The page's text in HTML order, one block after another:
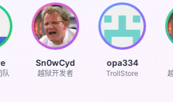
Sn0wCyd
越狱开发者
opa334
TrollStore 越狱